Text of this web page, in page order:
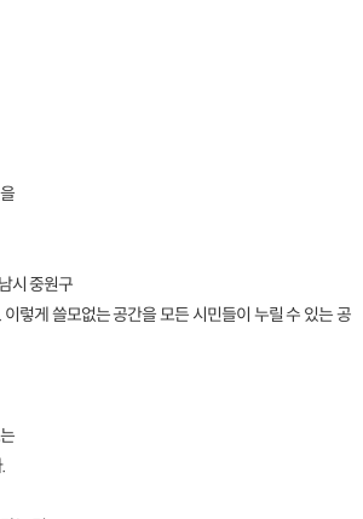
시 중원구
렇게 쓸모없는 공간을 모든 시민들이 누릴 수 있는 공